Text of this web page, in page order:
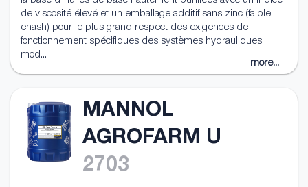
de viscosité élevé et un emballage additif sans zinc (faible
enash) pour le plus grand respect des exigences de
fonctionnement spécifiques des systèmes hydrauliques
mod...
more...
MANNOL
AGROFARM U
2703